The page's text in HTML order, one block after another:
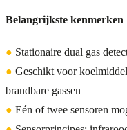
Belangrijkste kenmerken
● Stationaire dual gas
● Geschikt voor
brandbare gassen
● Eén of twee sensoren